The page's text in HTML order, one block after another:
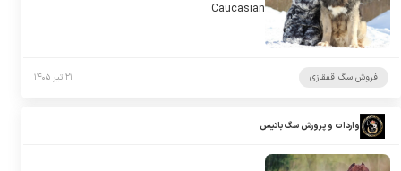
Caucasian
فروش سگ قفقازی ۲۱ تیر ۱۴۰۵
واردات و پرورش سگ باتیس